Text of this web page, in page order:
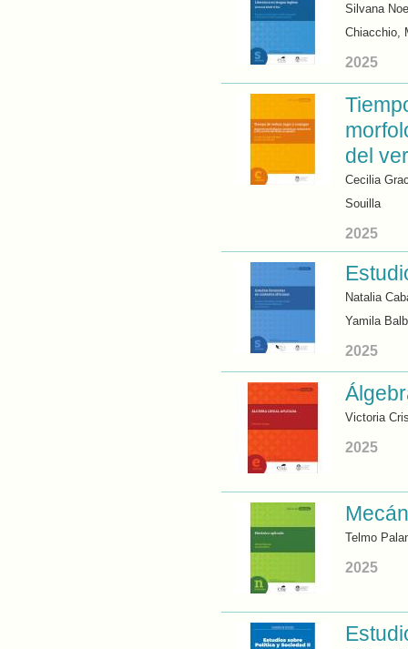
Silvana
Chiacchio,
2025
del
Cecilia
Souilla
2025
Natalia
Yamila
2025
Victoria
2025
Telmo
2025